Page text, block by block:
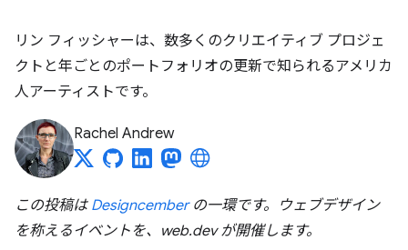
リン フィッシャーは、数多くのクリエイティブ プロジェ
クトと年ごとのポートフォリオの更新で知られるアメリカ
人アーティストです。
Rachel Andrew
この投稿は Designcemberの一環です。ウェブデザイン
を称えるイベントを、web.dev が開催します。